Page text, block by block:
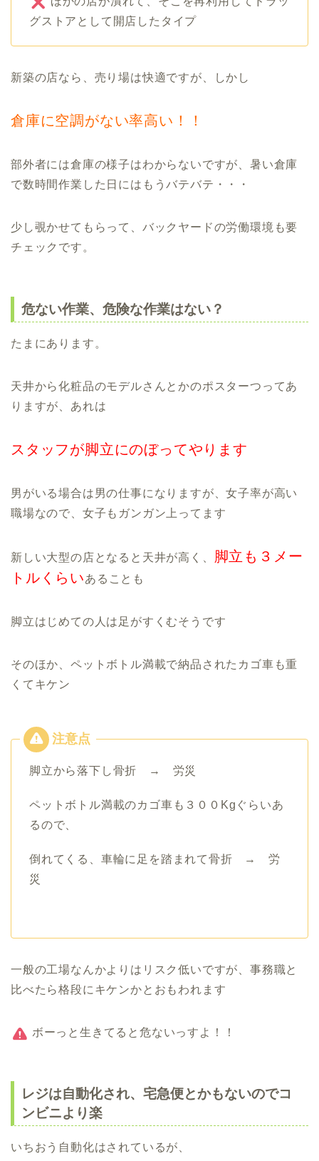
グストアとして開店したタイプ
新築の店なら、売り場は快適ですが、しかし
倉庫に空調がない率高い！！
部外者には倉庫の様子はわからないですが、暑い倉庫
で数時間作業した日にはもうバテバテ・・・
少し覗かせてもらって、バックヤードの労働環境も要
チェックです。
危ない作業、危険な作業はない？
たまにあります。
天井から化粧品のモデルさんとかのポスターつってあ
りますが、あれは
スタッフが脚立にのぼってやります
男がいる場合は男の仕事になりますが、女子率が高い
職場なので、女子もガンガン上ってます
新しい大型の店となると天井が高く、
脚立も３メー
トルくらいあることも
脚立はじめての人は足がすくむそうです
そのほか、ペットボトル満載で納品されたカゴ車も重
くてキケン
脚立から落下し骨折 → 労災
ペットボトル満載のカゴ車も３００Kgぐらいあ
るので、
倒れてくる、車輪に足を踏まれて骨折 → 労
災
一般の工場なんかよりはリスク低いですが、事務職と
比べたら格段にキケンかとおもわれます
ボーっと生きてると危ないっすよ！！
レジは自動化され、宅急便とかもないのでコ
ンビニより楽
いちおう自動化はされているが、